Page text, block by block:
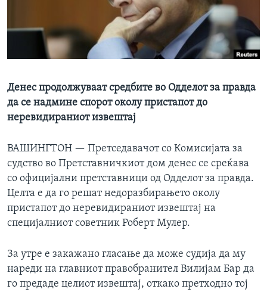
Денес продолжуваат средбите во Одделот за правда
да се надмине спорот околу пристапот до
неревидираниот извештај
ВАШИНГТОН — Претседавачот со Комисијата за
судство во Претставничкиот дом денес се среќава
со официјални претставници од Одделот за правда.
Целта е да го решат недоразбирањето околу
пристапот до неревидираниот извештај на
специјалниот советник Роберт Мулер.
За утре е закажано гласање да може судија да му
нареди на главниот правобранител Вилијам Бар да
го предаде целиот извештај, откако претходно тој